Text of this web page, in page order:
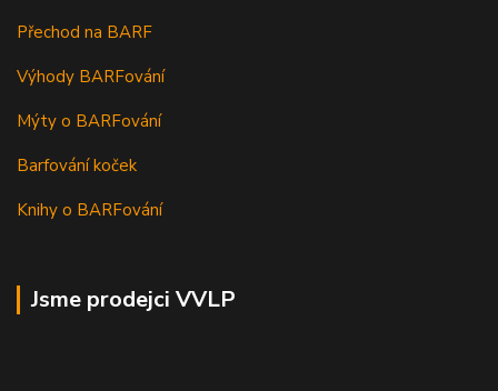
Přechod na BARF
Výhody BARFování
Mýty o BARFování
Barfování koček
Knihy o BARFování
Jsme prodejci VVLP